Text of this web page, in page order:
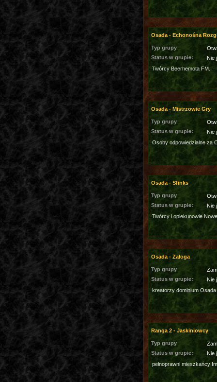
Osada - Echonośna
Typ grupy
Status w grupie:
Nie
Twórcy Beerhemota FM.
Osada - Mistrzowie Gry
Typ grupy
Status w grupie:
Nie
Osoby odpowiedzialne za
Osada - Sfinks
Typ grupy
Status w grupie:
Nie
Twórcy i opiekunowie
Osada - Załoga
Typ grupy
Status w grupie:
Nie
kreatorzy dominium Osada
Ranga 2 - Jaskiniowcy
Typ grupy
Status w grupie:
Nie
pełnoprawni mieszkańcy